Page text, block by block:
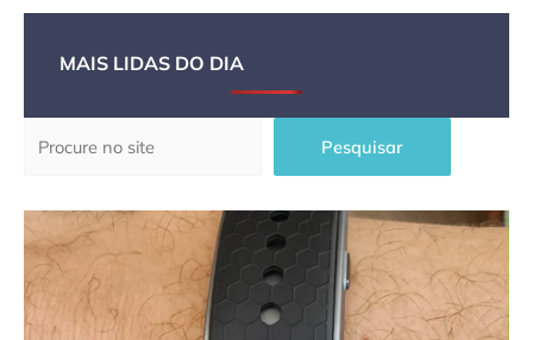
MAIS LIDAS DO DIA
Pesquisar